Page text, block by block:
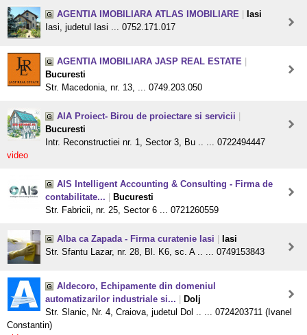
AGENTIA IMOBILIARA ATLAS IMOBILIARE
Iasi
Iasi, judetul Iasi ... 0752.171.017
AGENTIA IMOBILIARA JASP REAL ESTATE
Bucuresti
Str. Macedonia, nr. 13, ... 0749.203.050
AIA Proiect- Birou de proiectare si servicii
Bucuresti
Intr. Reconstructiei nr. 1, Sector 3, Bu .. ... 0722494447
video
AIS Intelligent Accounting & Consulting - Firma de
contabilitate...
Bucuresti
Str. Fabricii, nr. 25, Sector 6 ... 0721260559
Alba ca Zapada - Firma curatenie Iasi
Iasi
Str. Sfantu Lazar, nr. 28, Bl. K6, sc. A .. ... 0749153843
Aldecoro, Echipamente din domeniul
automatizarilor industriale si...
Dolj
Str. Slanic, Nr. 4, Craiova, judetul Dol .. ... 0724203711 (Ivanel
Constantin)